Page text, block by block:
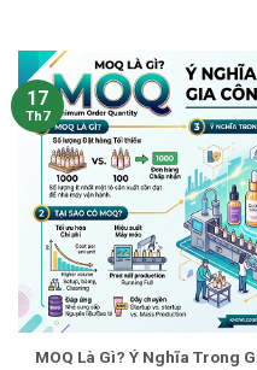
MOQ Là Gì? Ý Nghĩa Trong
17
Th7